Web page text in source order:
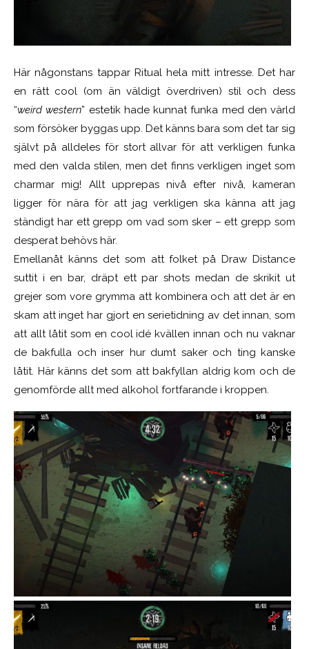
Här någonstans tappar Ritual hela mitt intresse. Det har
en rätt cool (om än väldigt överdriven) stil och dess
“weird western” estetik hade kunnat funka med den värld
som försöker byggas upp. Det känns bara som det tar sig
självt på alldeles för stort allvar för att verkligen funka
med den valda stilen, men det finns verkligen inget som
charmar mig! Allt upprepas nivå efter nivå, kameran
ligger för nära för att jag verkligen ska känna att jag
ständigt har ett grepp om vad som sker – ett grepp som
desperat behövs här.
Emellanåt känns det som att folket på Draw Distance
suttit i en bar, dräpt ett par shots medan de skrikit ut
grejer som vore grymma att kombinera och att det är en
skam att inget har gjort en serietidning av det innan, som
att allt låtit som en cool idé kvällen innan och nu vaknar
de bakfulla och inser hur dumt saker och ting kanske
låtit. Här känns det som att bakfyllan aldrig kom och de
genomförde allt med alkohol fortfarande i kroppen.